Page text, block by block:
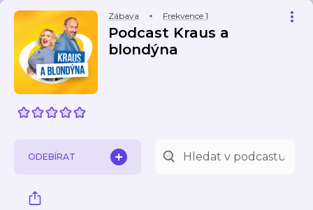
Zábava Frekvence 1
Podcast Kraus a
blondýna
ODEBÍRAT